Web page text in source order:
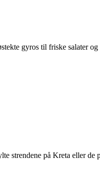
gyros til friske salater
strendene på Kreta eller de